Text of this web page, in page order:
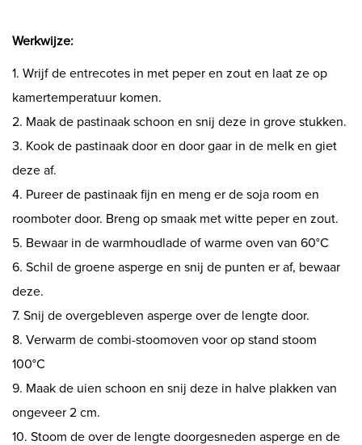
Werkwijze:
1. Wrijf de entrecotes in met peper en zout en laat ze op
kamertemperatuur komen.
2. Maak de pastinaak schoon en snij deze in grove stukken.
3. Kook de pastinaak door en door gaar in de melk en giet
deze af.
4. Pureer de pastinaak fijn en meng er de soja room en
roomboter door. Breng op smaak met witte peper en zout.
5. Bewaar in de warmhoudlade of warme oven van 60°C
6. Schil de groene asperge en snij de punten er af, bewaar
deze.
7. Snij de overgebleven asperge over de lengte door.
8. Verwarm de combi-stoomoven voor op stand stoom
100°C
9. Maak de uien schoon en snij deze in halve plakken van
ongeveer 2 cm.
10. Stoom de over de lengte doorgesneden asperge en de